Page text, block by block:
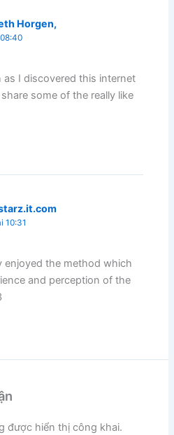
Horgen,
I discovered this internet
some of the really like
10:31
enjoyed the method which
and perception of the
được hiển thị công khai.